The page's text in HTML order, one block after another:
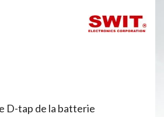
D-tap de la batterie